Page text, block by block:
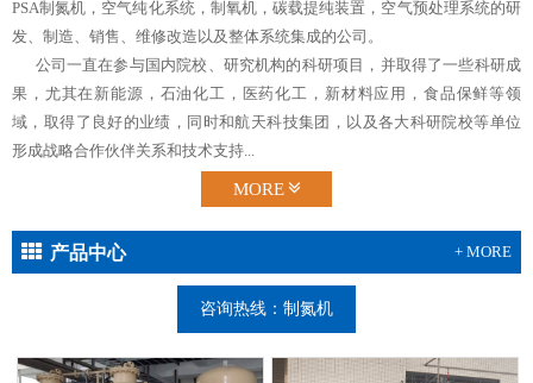
PSA制氮机，空气纯化系统，制氧机，碳载提纯装置，空气预处理系统的研
发、制造、销售、维修改造以及整体系统集成的公司。
公司一直在参与国内院校、研究机构的科研项目，并取得了一些科研成
果，尤其在新能源，石油化工，医药化工，新材料应用，食品保鲜等领
域，取得了良好的业绩，同时和航天科技集团，以及各大科研院校等单位
形成战略合作伙伴关系和技术支持...
MORE
产品中心 + MORE
咨询热线：制氮机